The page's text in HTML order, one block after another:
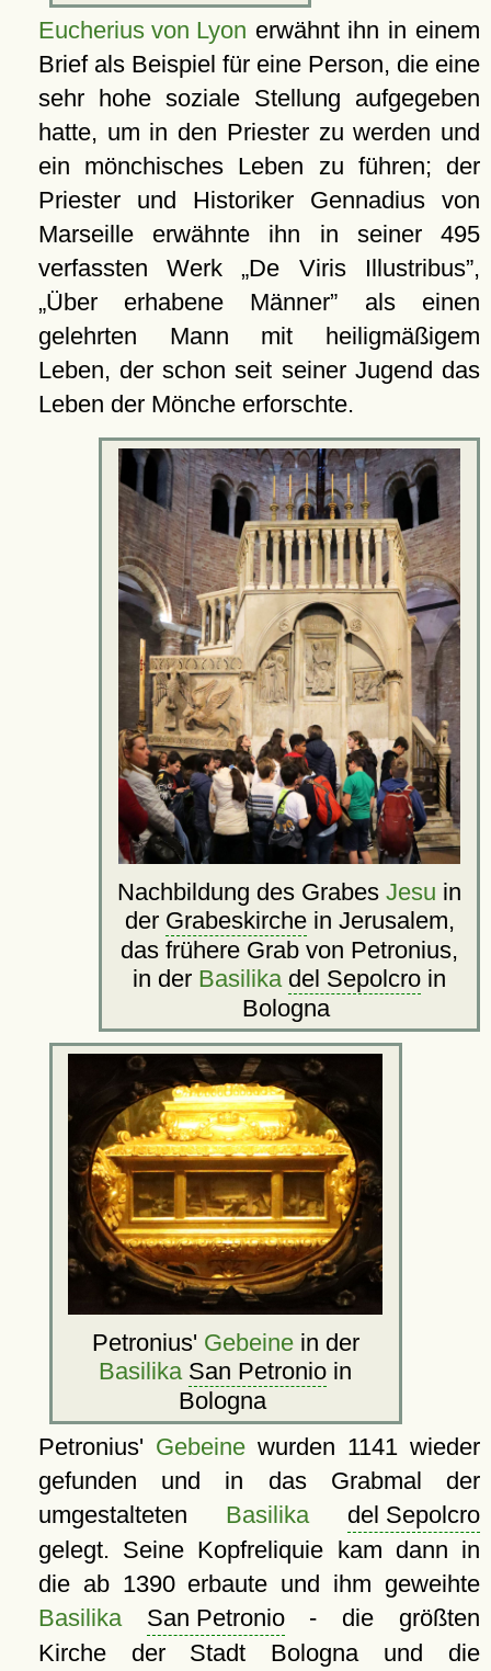
Eucherius von Lyon erwähnt ihn in einem
Brief als Beispiel für eine Person, die eine
sehr hohe soziale Stellung aufgegeben
hatte, um in den Priester zu werden und
ein mönchisches Leben zu führen; der
Priester und Historiker Gennadius von
Marseille erwähnte ihn in seiner 495
verfassten Werk De Viris Illustribus ,
Über erhabene Männer
als einen
gelehrten Mann mit heiligmäßigem
Leben, der schon seit seiner Jugend das
Leben der Mönche erforschte.
Nachbildung des Grabes Jesu in
der Grabeskirchein Jerusalem,
das frühere Grab von Petronius,
in der Basilika del Sepolcro in
Bologna
Petronius' Gebeinein der
Basilika San Petronio in
Bologna
Petronius' Gebeinewurden 1141 wieder
gefunden und in das Grabmal der
umgestalteten Basilika
del Sepolcro
gelegt. Seine Kopfreliquie kam dann in
die ab 1390 erbaute und ihm geweihte
Basilika
San Petronio- die größten
Kirche der Stadt Bologna und die